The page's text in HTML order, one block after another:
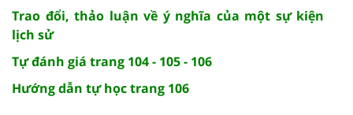
Trao đổi, thảo luận về ý nghĩa của một sự kiện
lịch sử
Tự đánh giá trang 104 - 105 - 106
Hướng dẫn tự học trang 106